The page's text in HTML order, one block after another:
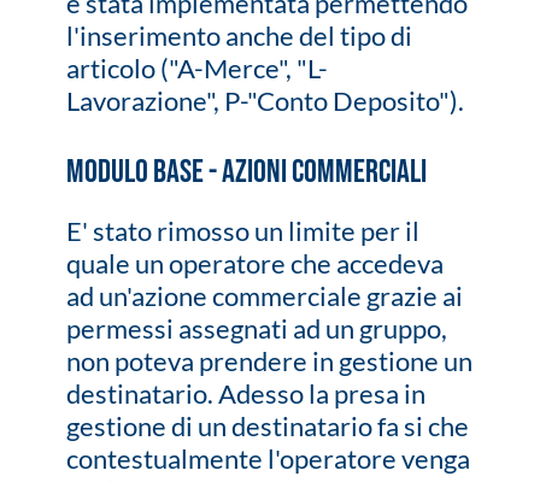
l'inserimento anche del tipo di
articolo ("A-Merce", "L-
Lavorazione", P-"Conto Deposito").
Modulo Base - Azioni Commerciali
E' stato rimosso un limite per il
quale un operatore che accedeva
ad un'azione commerciale grazie ai
permessi assegnati ad un gruppo,
non poteva prendere in gestione un
destinatario. Adesso la presa in
gestione di un destinatario fa si che
contestualmente l'operatore venga